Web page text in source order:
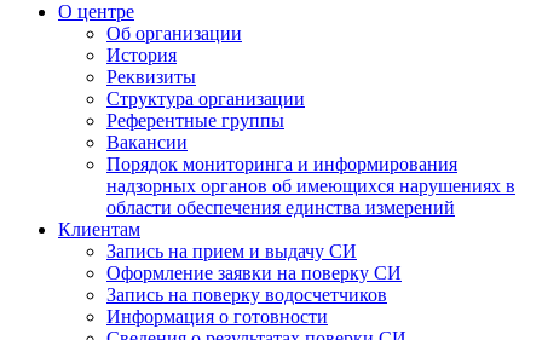
О центре
Об организации
История
Реквизиты
Структура организации
Референтные группы
Вакансии
Порядок мониторинга и информирования
надзорных органов об имеющихся нарушениях в
области обеспечения единства измерений
Клиентам
Запись на прием и выдачу СИ
Оформление заявки на поверку СИ
Запись на поверку водосчетчиков
Информация о готовности